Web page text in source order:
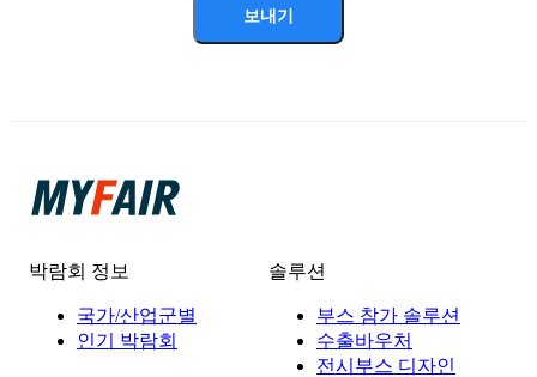
보내기
박람회 정보
국가/산업군별
인기 박람회
솔루션
부스 참가 솔루션
수출바우처
전시부스 디자인